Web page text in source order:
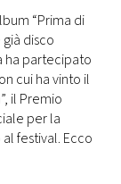
“Prima di
già disco
ha partecipato
cui ha vinto il
il Premio
per la
festival. Ecco